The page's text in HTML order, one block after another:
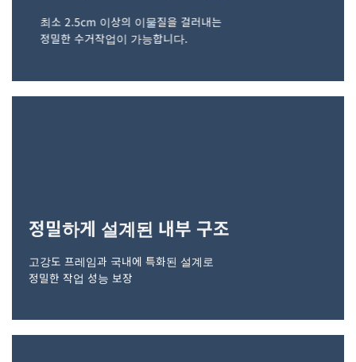
최소 2.5cm 이상의 이물질을 걸러내는
정밀한 수거작업이 가능합니다.
정밀하게 설계된 내부 구조
고강도 프레임과 국내에 특화된 설계로
정밀한 작업 성능 보장